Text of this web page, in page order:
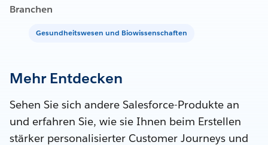
Branchen
Gesundheitswesen und Biowissenschaften
Mehr Entdecken
Sehen Sie sich andere Salesforce-Produkte an
und erfahren Sie, wie sie Ihnen beim Erstellen
stärker personalisierter Customer Journeys und